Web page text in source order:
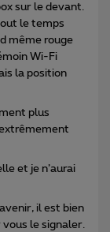
sur le devant.
le temps
même rouge
Wi-Fi
la position
plus
et je n’aurai
il est bien
le signaler.